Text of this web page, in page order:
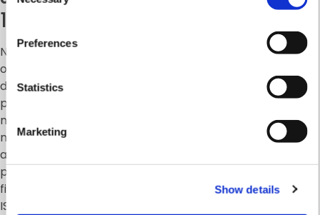
Preferences
Statistics
Marketing
Show details
16949
Nowa linia KONFORT
odzwierciedla niezwykłą
dbałość TEXA w zakresie
projektowania, doboru
materiałów, zastosowania
nowych technologii i
automatyzacji procesów
produkcyjnych, co umożliwiło
firmie otrzymanie certyfikatu
ISO TS 16949.
kontroluje szczelność
komponentów. Test
przeprowadzony jest w
specjalnej zamkniętej
którego do zbiornika
oraz wokół stacji
wprowadzany jest hel.
wycieki. Nowe stacje